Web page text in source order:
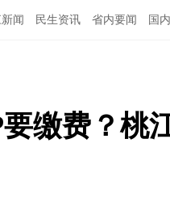
闻 民生资讯 省内要闻 国
缴费？桃